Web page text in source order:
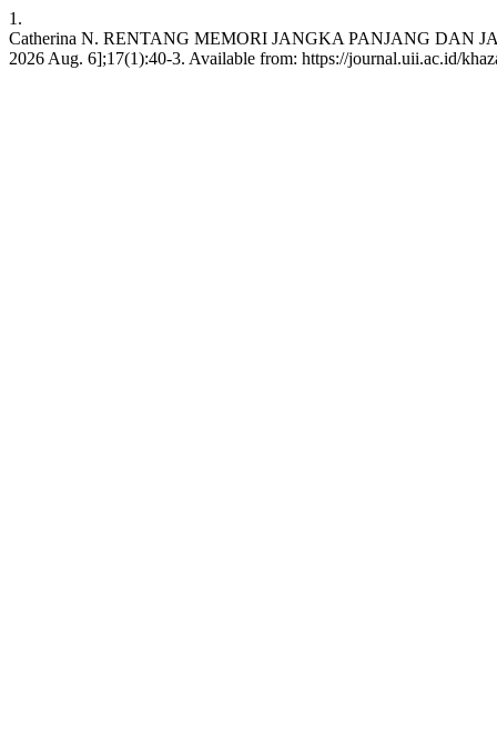
1.
Catherina N. RENTANG MEMORI JANGKA PANJANG DAN
2026 Aug. 6];17(1):40-3. Available from: https://journal.uii.ac.id/